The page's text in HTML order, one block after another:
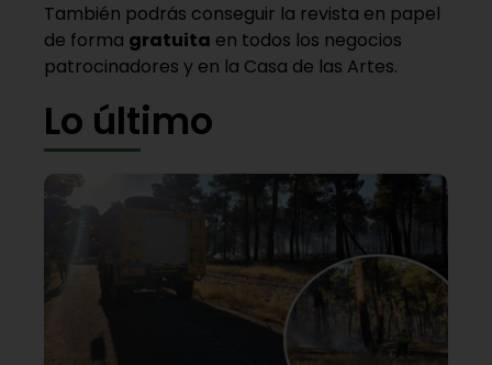
También podrás conseguir la revista en papel
de forma gratuita en todos los negocios
patrocinadores y en la Casa de las Artes.
Lo último